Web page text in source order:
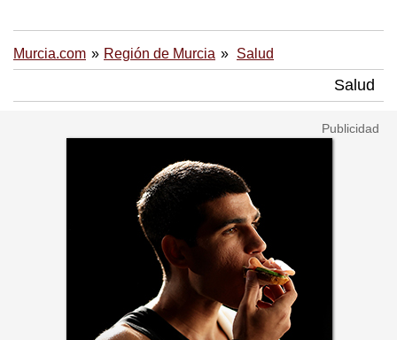
Murcia.com Región de Murcia Salud
Salud